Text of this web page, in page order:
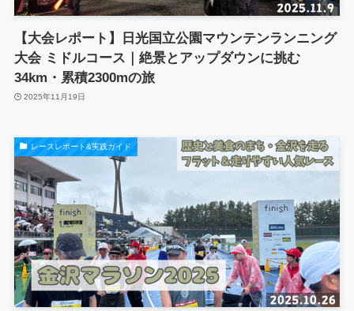
【大会レポート】日光国立公園マウンテンランニング
大会 ミドルコース｜絶景とアップダウンに挑む
34km・累積2300mの旅
2025年11月19日
レースレポート&実践ガイド